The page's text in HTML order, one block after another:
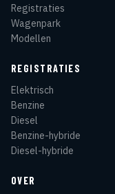
Registraties
Wagenpark
Modellen
REGISTRATIES
Elektrisch
Benzine
Diesel
Benzine-hybride
Diesel-hybride
OVER